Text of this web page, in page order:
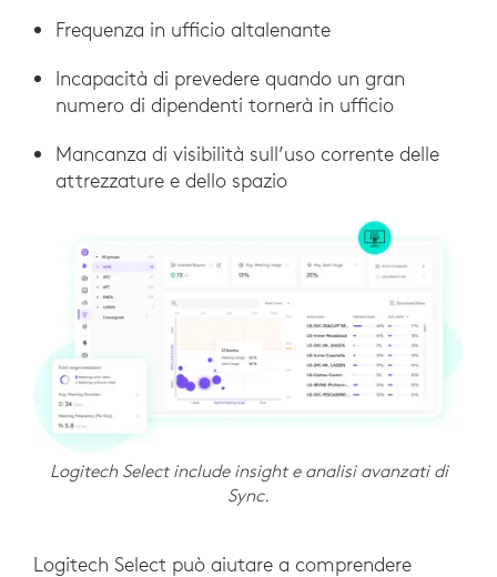
Frequenza in ufficio altalenante
Incapacità di prevedere quando un gran
numero di dipendenti tornerà in ufficio
Mancanza di visibilità sull’uso corrente delle
attrezzature e dello spazio
Logitech Select include insight e analisi avanzati di
Sync.
Logitech Select può aiutare a comprendere